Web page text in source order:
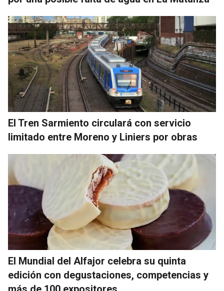
El Tren Sarmiento circulará con servicio
limitado entre Moreno y Liniers por obras
El Mundial del Alfajor celebra su quinta
edición con degustaciones, competencias y